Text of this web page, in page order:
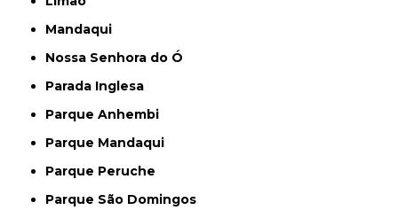
Mandaqui
Nossa Senhora do Ó
Parada Inglesa
Parque Anhembi
Parque Mandaqui
Parque Peruche
Parque São Domingos